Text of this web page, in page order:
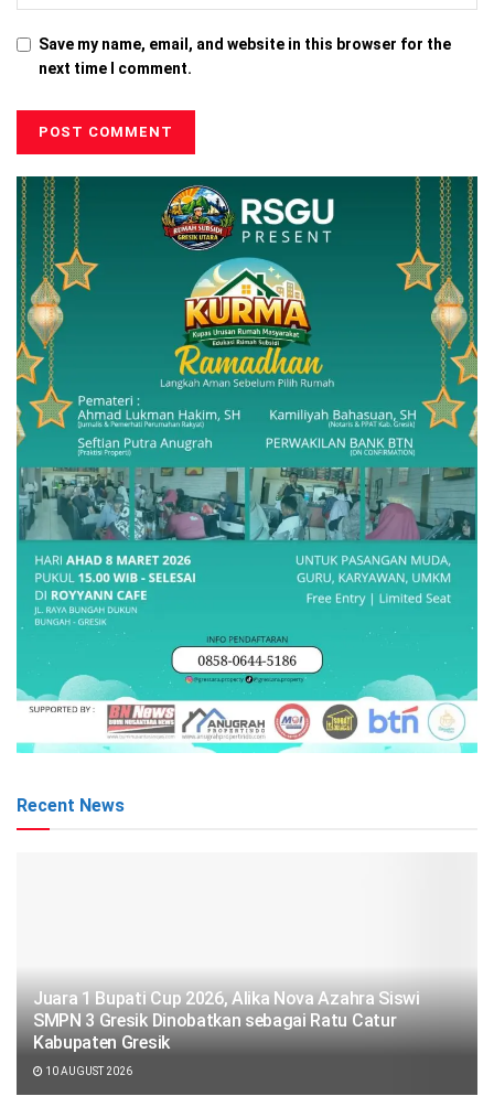
Save my name, email, and website in this browser for the
next time I comment.
Recent News
Juara 1 Bupati Cup 2026, Alika Nova Azahra Siswi
SMPN 3 Gresik Dinobatkan sebagai Ratu Catur
Kabupaten Gresik
10 AUGUST 2026